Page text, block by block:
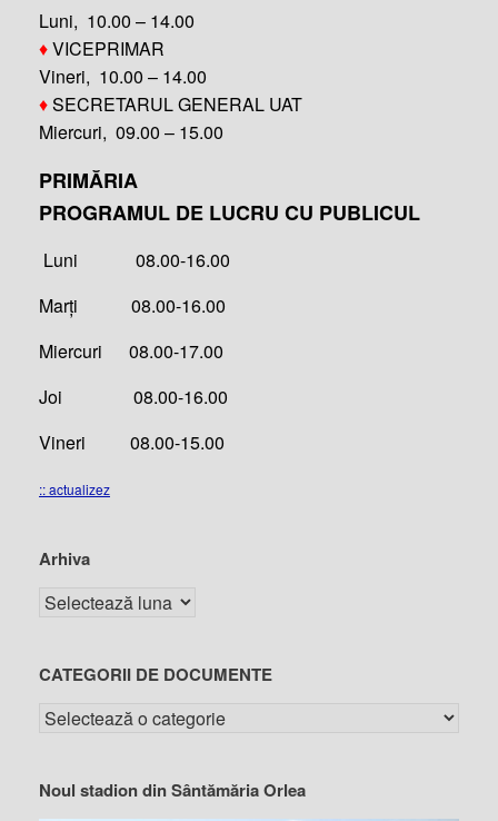
Luni, 10.00 – 14.00
♦VICEPRIMAR
Vineri, 10.00 – 14.00
♦SECRETARUL GENERAL UAT
Miercuri, 09.00 – 15.00
PRIMĂRIA
PROGRAMUL DE LUCRU CU PUBLICUL
Luni 08.00-16.00
Marți 08.00-16.00
Miercuri 08.00-17.00
Joi 08.00-16.00
Vineri 08.00-15.00
:: actualizez
Arhiva
CATEGORII DE DOCUMENTE
Noul stadion din Sântămăria Orlea